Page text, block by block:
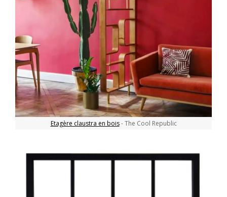
Etagère claustra en bois- The Cool Republic